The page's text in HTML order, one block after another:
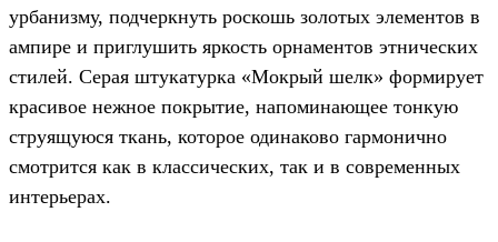
урбанизму, подчеркнуть роскошь золотых элементов в
ампире и приглушить яркость орнаментов этнических
стилей. Серая штукатурка «Мокрый шелк» формирует
красивое нежное покрытие, напоминающее тонкую
струящуюся ткань, которое одинаково гармонично
смотрится как в классических, так и в современных
интерьерах.